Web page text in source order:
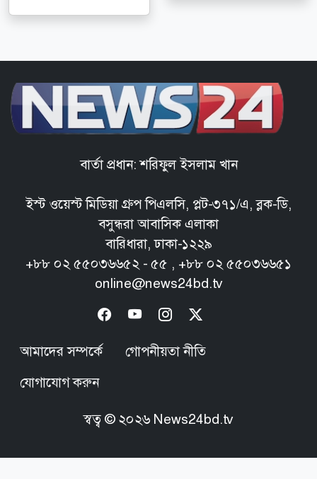
বার্তা প্রধান: শরিফুল ইসলাম খান
ইস্ট ওয়েস্ট মিডিয়া গ্রুপ পিএলসি, প্লট-৩৭১/এ, ব্লক-ডি,
বসুন্ধরা আবাসিক এলাকা
বারিধারা, ঢাকা-১২২৯
+৮৮ ০২ ৫৫০৩৬৬৫২ - ৫৫ , +৮৮ ০২ ৫৫০৩৬৬৫১
online@news24bd.tv
আমাদের সম্পর্কে
গোপনীয়তা নীতি
যোগাযোগ করুন
স্বত্ব © ২০২৬ News24bd.tv